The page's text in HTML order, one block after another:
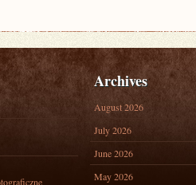
Archives
August 2026
July 2026
June 2026
May 2026